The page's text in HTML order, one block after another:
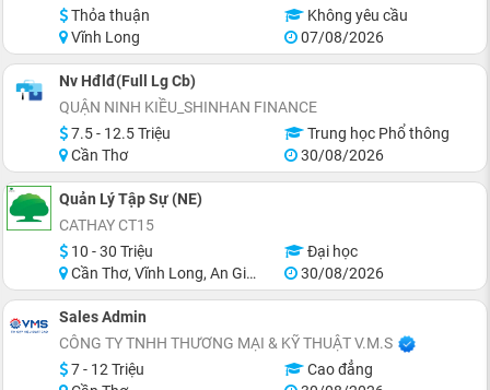
Thỏa thuận
Không yêu cầu
Vĩnh Long
07/08/2026
Nv Hđlđ(Full Lg Cb)
QUẬN NINH KIỀU_SHINHAN FINANCE
7.5 - 12.5 Triệu
Trung học Phổ thông
Cần Thơ
30/08/2026
Quản Lý Tập Sự (NE)
CATHAY CT15
10 - 30 Triệu
Đại học
Cần Thơ, Vĩnh Long, An Giang, Hậu Giang, Hồ Chí Minh
30/08/2026
Sales Admin
CÔNG TY TNHH THƯƠNG MẠI & KỸ THUẬT V.M.S
7 - 12 Triệu
Cao đẳng